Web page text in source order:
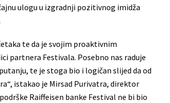
ulogu u izgradnji pozitivnog imidža
te da je svojim proaktivnim
partnera Festivala. Posebno nas raduje
te je stoga bio i logičan slijed da od
istakao je Mirsad Purivatra, direktor
Raiffeisen banke Festival ne bi bio